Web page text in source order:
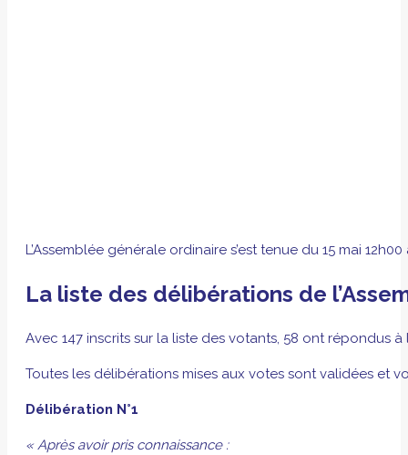
L’Assemblée générale ordinaire s’est tenue du 15 mai
La liste des délibérations de
Avec 147 inscrits sur la liste des votants, 58 ont répondus
Toutes les délibérations mises aux votes sont validées et
Délibération N°1
« Après avoir pris connaissance :